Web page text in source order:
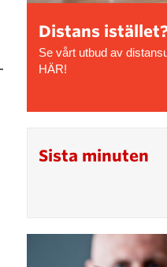
Distans
Se vårt utbud av
HÄR!
Sista minuten